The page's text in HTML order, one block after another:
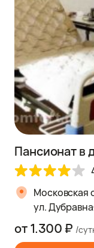
Пансионат в
Московская
ул.
от 1.300 ₽ /